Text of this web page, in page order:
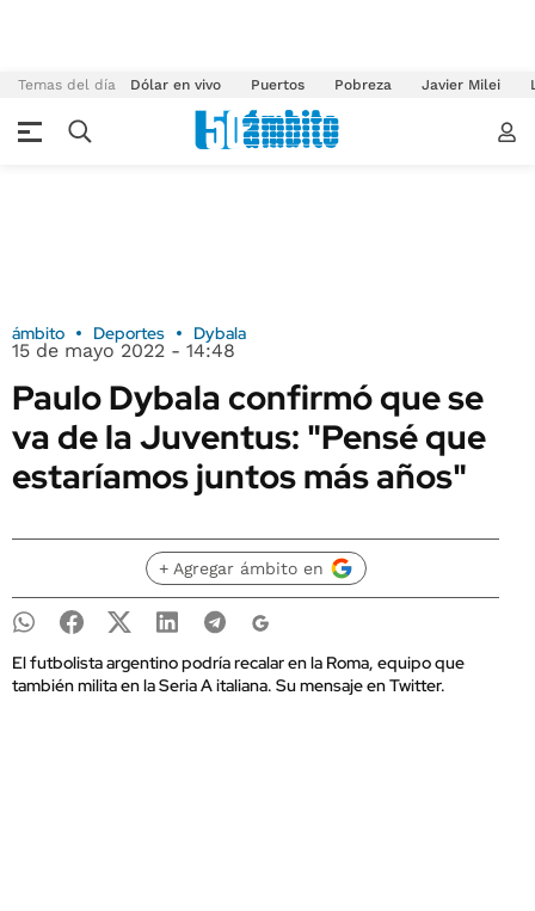
Temas del día Dólar en vivo Puertos Pobreza Javier Milei
ámbito Deportes Dybala
15 de mayo 2022 - 14:48
Paulo Dybala confirmó que se
va de la Juventus: "Pensé que
estaríamos juntos más años"
+ Agregar ámbito en
El futbolista argentino podría recalar en la Roma, equipo que
también milita en la Seria A italiana. Su mensaje en Twitter.